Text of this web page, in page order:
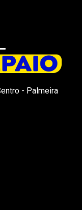
- Palmeira